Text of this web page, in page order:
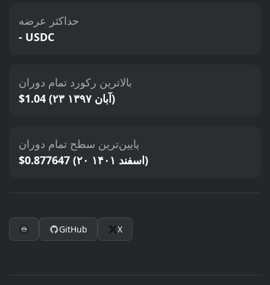
حداکثر عرضه
- USDC
بالاترین رکورد تمام دوران
$1.04 (۲۳ آبان ۱۳۹۷)
پایین‌ترین سطح تمام دوران
$0.877647 (۲۰ اسفند ۱۴۰۱)
GitHub X